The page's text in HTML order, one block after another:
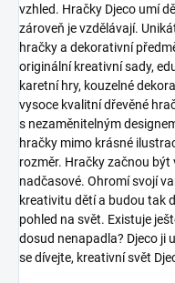
vzhled. Hračky Djeco umí
zároveň je vzdělávají.
hračky a dekorativní
originální kreativní sady,
karetní hry, kouzelné
vysoce kvalitní dřevěné
s nezaměnitelným
hračky mimo krásné
rozměr. Hračky začnou
nadčasové. Ohromí svojí
kreativitu dětí a budou tak
pohled na svět. Existuje
dosud nenapadla? Djeco ji
se dívejte, kreativní svět